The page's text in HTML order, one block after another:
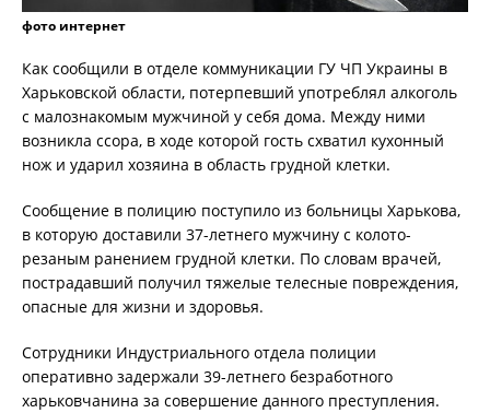
фото интернет
Как сообщили в отделе коммуникации ГУ ЧП Украины в
Харьковской области, потерпевший употреблял алкоголь
с малознакомым мужчиной у себя дома. Между ними
возникла ссора, в ходе которой гость схватил кухонный
нож и ударил хозяина в область грудной клетки.
Сообщение в полицию поступило из больницы Харькова,
в которую доставили 37-летнего мужчину с колото-
резаным ранением грудной клетки. По словам врачей,
пострадавший получил тяжелые телесные повреждения,
опасные для жизни и здоровья.
Сотрудники Индустриального отдела полиции
оперативно задержали 39-летнего безработного
харьковчанина за совершение данного преступления.